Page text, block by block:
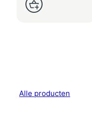
Alle producten